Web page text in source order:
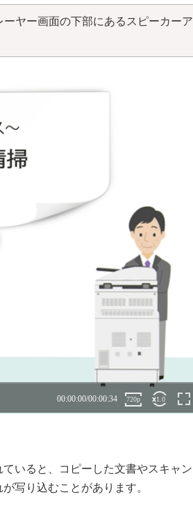
ヤー画面の下部にあるスピーカーア
いると、コピーした文書やスキャン
写り込むことがあります。